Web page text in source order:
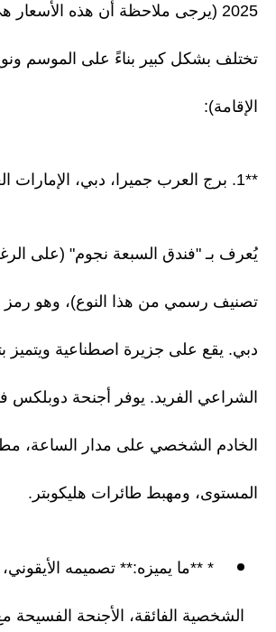
2025 (يرجى ملاحظة أن هذه
تختلف بشكل كبير بناءً على الموسم
الإقامة):
**1. برج العرب جميرا، دبي، الإمارات العربية المتحدة:**
يُعرف بـ "فندق السبعة نجوم" (على
تصنيف رسمي من هذا النوع)، وهو رمز
دبي. يقع على جزيرة اصطناعية ويتميز
الشراعي الفريد. يوفر أجنحة دوبلكس
الخادم الشخصي على مدار الساعة،
المستوى، ومهبط طائرات هليكوبتر.
* **ما يميزه:** تصميمه
الشخصية الفائقة، الأجنحة الفسيحة